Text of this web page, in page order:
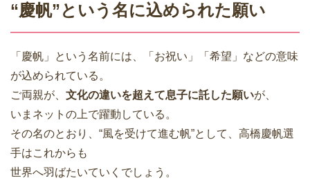
“慶帆”という名に込められた願い
「慶帆」という名前には、「お祝い」「希望」などの意味
が込められている。
ご両親が、 文化の違いを超えて息子に託した願いが、
いまネットの上で躍動している。
その名のとおり、“風を受けて進む帆”として、高橋慶帆選
手はこれからも
世界へ羽ばたいていくでしょう。